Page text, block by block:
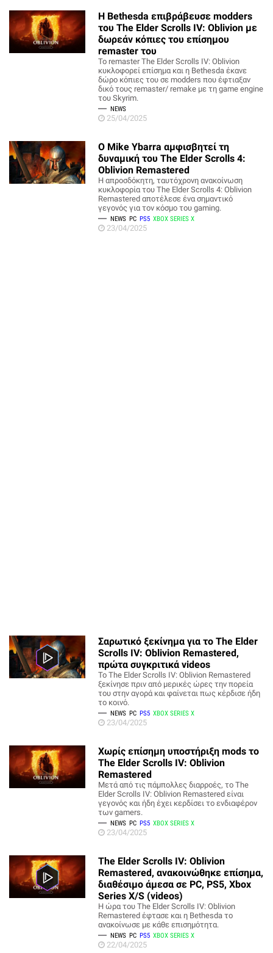
Η Bethesda επιβράβευσε modders
του The Elder Scrolls IV: Oblivion με
δωρεάν κόπιες του επίσημου
remaster του
Το remaster The Elder Scrolls IV: Oblivion
κυκλοφορεί επίσημα και η Bethesda έκανε
δώρο κόπιες του σε modders που έφτιαξαν
δικό τους remaster/ remake με τη game engine
του Skyrim.
NEWS
25/04/2025
Ο Mike Ybarra αμφισβητεί τη
δυναμική του The Elder Scrolls 4:
Oblivion Remastered
Η απροσδόκητη, ταυτόχρονη ανακοίνωση
κυκλοφορία του The Elder Scrolls 4: Oblivion
Remastered αποτέλεσε ένα σημαντικό
γεγονός για τον κόσμο του gaming.
NEWS PC PS5 XBOX SERIES X
23/04/2025
Σαρωτικό ξεκίνημα για το The Elder
Scrolls IV: Oblivion Remastered,
πρώτα συγκριτικά videos
Το The Elder Scrolls IV: Oblivion Remastered
ξεκίνησε πριν από μερικές ώρες την πορεία
του στην αγορά και φαίνεται πως κέρδισε ήδη
το κοινό.
NEWS PC PS5 XBOX SERIES X
23/04/2025
Χωρίς επίσημη υποστήριξη mods το
The Elder Scrolls IV: Oblivion
Remastered
Μετά από τις πάμπολλες διαρροές, το The
Elder Scrolls IV: Oblivion Remastered είναι
γεγονός και ήδη έχει κερδίσει το ενδιαφέρον
των gamers.
NEWS PC PS5 XBOX SERIES X
23/04/2025
The Elder Scrolls IV: Oblivion
Remastered, ανακοινώθηκε επίσημα,
διαθέσιμο άμεσα σε PC, PS5, Xbox
Series X/S (videos)
Η ώρα του The Elder Scrolls IV: Oblivion
Remastered έφτασε και η Bethesda το
ανακοίνωσε με κάθε επισημότητα.
NEWS PC PS5 XBOX SERIES X
22/04/2025